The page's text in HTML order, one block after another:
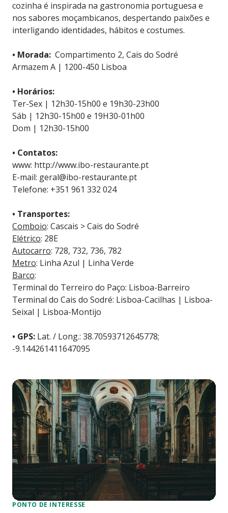
cozinha é inspirada na gastronomia portuguesa e
nos sabores moçambicanos, despertando paixões e
interligando identidades, hábitos e costumes.
• Morada: Compartimento 2, Cais do Sodré
Armazem A | 1200-450 Lisboa
• Horários:
Ter-Sex | 12h30-15h00 e 19h30-23h00
Sáb | 12h30-15h00 e 19H30-01h00
Dom | 12h30-15h00
• Contatos:
www: http://www.ibo-restaurante.pt
E-mail: geral@ibo-restaurante.pt
Telefone: +351 961 332 024
• Transportes:
Comboio: Cascais > Cais do Sodré
Elétrico: 28E
Autocarro: 728, 732, 736, 782
Metro: Linha Azul | Linha Verde
Barco:
Terminal do Terreiro do Paço: Lisboa-Barreiro
Terminal do Cais do Sodré: Lisboa-Cacilhas | Lisboa-
Seixal | Lisboa-Montijo
• GPS: Lat. / Long.: 38.70593712645778;
-9.144261411647095
PONTO DE INTERESSE